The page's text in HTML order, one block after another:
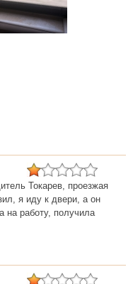
Токарев, проезжая
я иду к двери, а он
на работу, получила